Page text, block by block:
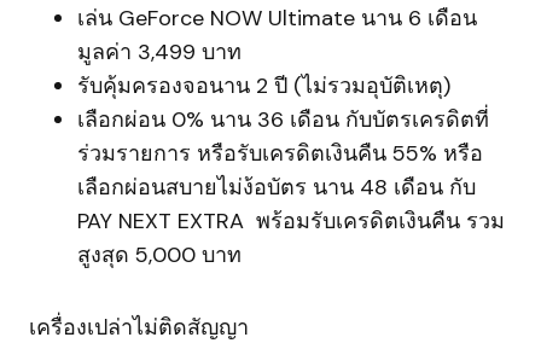
เล่น GeForce NOW Ultimate นาน 6 เดือน
มูลค่า 3,499 บาท
รับคุ้มครองจอนาน 2 ปี (ไม่รวมอุบัติเหตุ)
เลือกผ่อน 0% นาน 36 เดือน กับบัตรเครดิตที่
ร่วมรายการ หรือรับเครดิตเงินคืน 55% หรือ
เลือกผ่อนสบายไม่ง้อบัตร นาน 48 เดือน กับ
PAY NEXT EXTRA พร้อมรับเครดิตเงินคืน รวม
สูงสุด 5,000 บาท
เครื่องเปล่าไม่ติดสัญญา